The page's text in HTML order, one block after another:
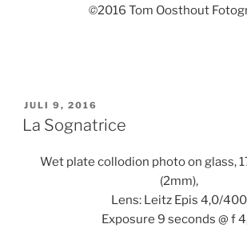
©2016 Tom Oosthout
GEPLAATST
OP
JULI 9, 2016
La Sognatrice
Wet plate collodion photo on glass,
(2mm),
Lens: Leitz Epis 4,0/400
Exposure 9 seconds @ f